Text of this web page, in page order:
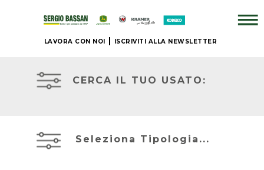
LAVORA CON NOI ISCRIVITI ALLA NEWSLETTER
NUOVO
CERCA IL TUO USATO:
Seleziona Tipologia...